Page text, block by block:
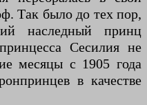
Так было до тех пор,
наследный принц
Сесилия не
месяцы с 1905 года
в качестве